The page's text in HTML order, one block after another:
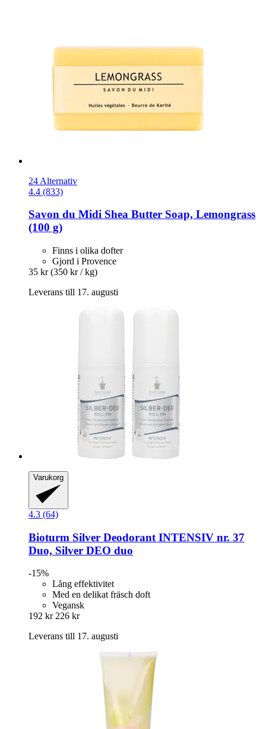
24 Alternativ
4.4 (833)
Savon du Midi Shea Butter Soap, Lemongrass
(100 g)
Finns i olika dofter
Gjord i Provence
35 kr (350 kr / kg)
Leverans till 17. augusti
Varukorg
4.3 (64)
Bioturm Silver Deodorant INTENSIV nr. 37
Duo, Silver DEO duo
-15%
Lång effektivitet
Med en delikat fräsch doft
Vegansk
192 kr 226 kr
Leverans till 17. augusti